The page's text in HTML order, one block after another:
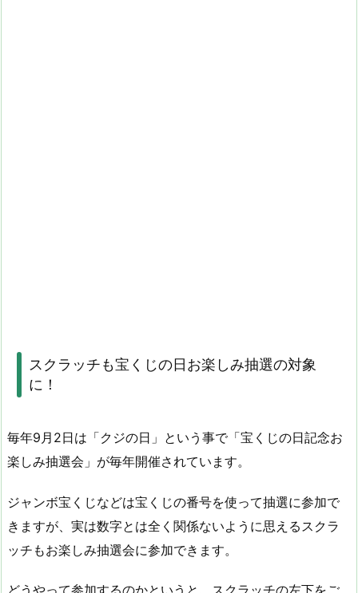
スクラッチも宝くじの日お楽しみ抽選の対象
に！
毎年9月2日は「クジの日」という事で「宝くじの日記念お
楽しみ抽選会」が毎年開催されています。
ジャンボ宝くじなどは宝くじの番号を使って抽選に参加で
きますが、実は数字とは全く関係ないように思えるスクラ
ッチもお楽しみ抽選会に参加できます。